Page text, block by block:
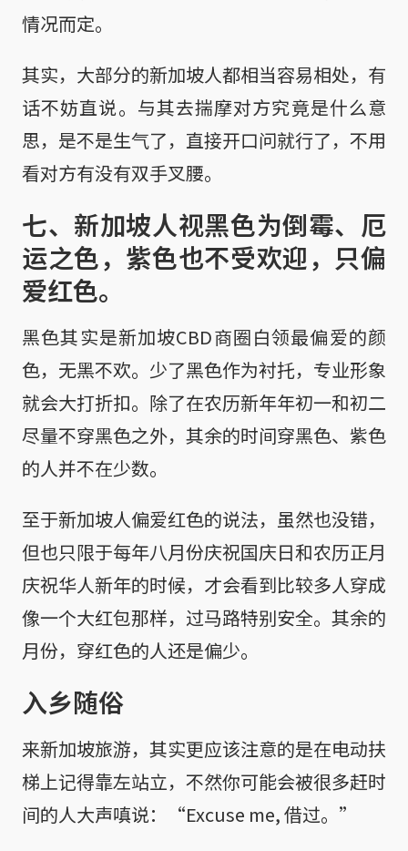
情况而定。
其实，大部分的新加坡人都相当容易相处，有
话不妨直说。与其去揣摩对方究竟是什么意
思，是不是生气了，直接开口问就行了，不用
看对方有没有双手叉腰。
七、新加坡人视黑色为倒霉、厄
运之色，紫色也不受欢迎，只偏
爱红色。
黑色其实是新加坡CBD商圈白领最偏爱的颜
色，无黑不欢。少了黑色作为衬托，专业形象
就会大打折扣。除了在农历新年年初一和初二
尽量不穿黑色之外，其余的时间穿黑色、紫色
的人并不在少数。
至于新加坡人偏爱红色的说法，虽然也没错，
但也只限于每年八月份庆祝国庆日和农历正月
庆祝华人新年的时候，才会看到比较多人穿成
像一个大红包那样，过马路特别安全。其余的
月份，穿红色的人还是偏少。
入乡随俗
来新加坡旅游，其实更应该注意的是在电动扶
梯上记得靠左站立，不然你可能会被很多赶时
间的人大声嗔说：“Excuse me, 借过。”